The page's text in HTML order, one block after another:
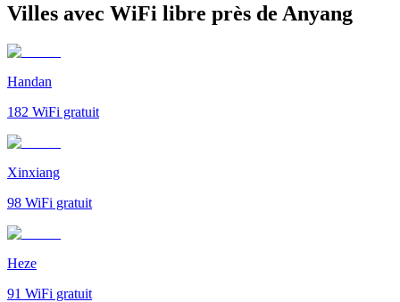
Villes avec WiFi libre près de Anyang
Handan
182 WiFi gratuit
Xinxiang
98 WiFi gratuit
Heze
91 WiFi gratuit